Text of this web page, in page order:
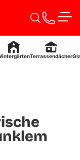
Terrassendächer